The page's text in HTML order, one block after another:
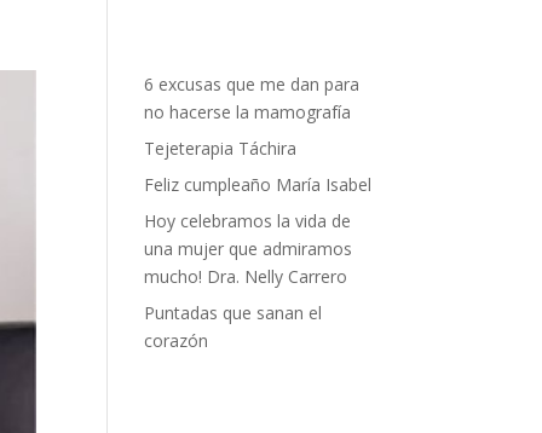
6 excusas que me dan para
no hacerse la mamografía
Tejeterapia Táchira
Feliz cumpleaño María Isabel
Hoy celebramos la vida de
una mujer que admiramos
mucho! Dra. Nelly Carrero
Puntadas que sanan el
corazón